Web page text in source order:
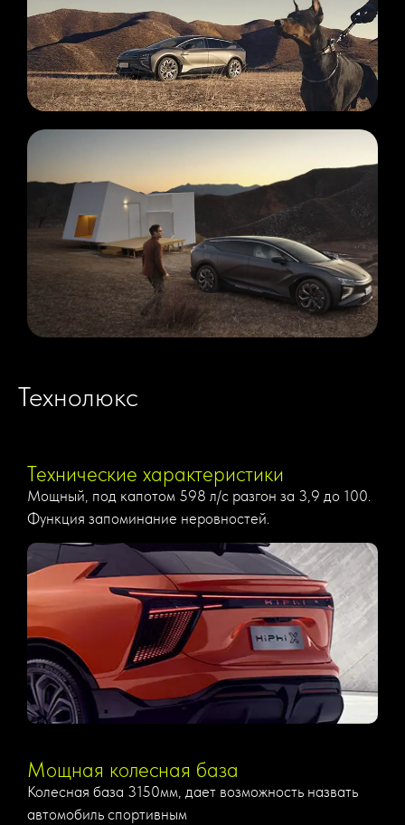
Технолюкс
Технические характеристики
Мощный, под капотом 598 л/с разгон за 3,9 до 100.
Функция запоминание неровностей.
Мощная колесная база
Колесная база 3150мм, дает возможность назвать
автомобиль спортивным